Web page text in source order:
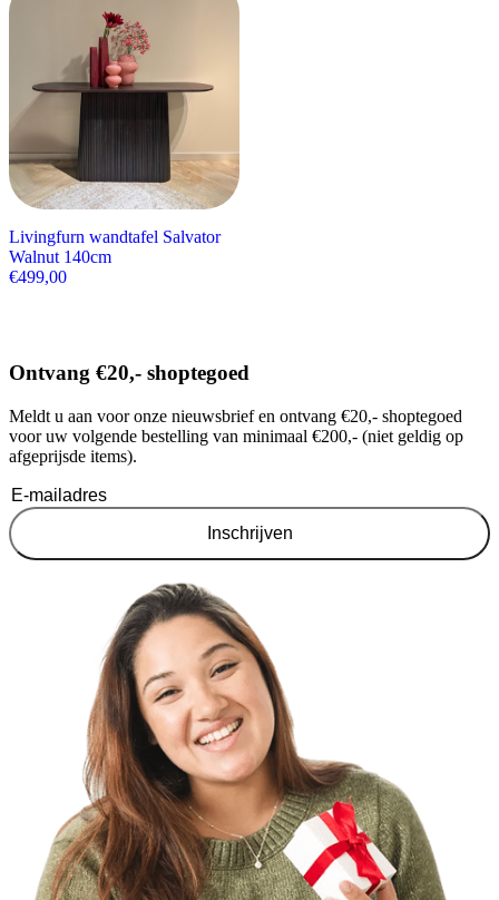
Livingfurn wandtafel Salvator
Walnut 140cm
€499,00
Ontvang €20,- shoptegoed
Meldt u aan voor onze nieuwsbrief en ontvang €20,- shoptegoed
voor uw volgende bestelling van minimaal €200,- (niet geldig op
afgeprijsde items).
Inschrijven